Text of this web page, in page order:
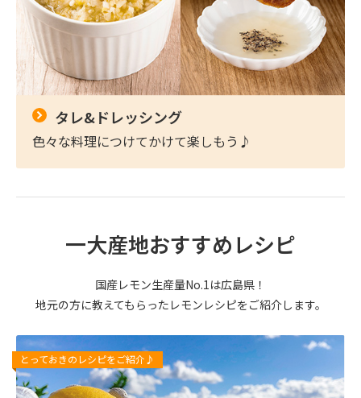
タレ&ドレッシング
色々な料理につけてかけて楽しもう♪
一大産地おすすめレシピ
国産レモン生産量No.1は広島県！
地元の方に教えてもらったレモンレシピをご紹介します。
とっておきのレシピをご紹介♪